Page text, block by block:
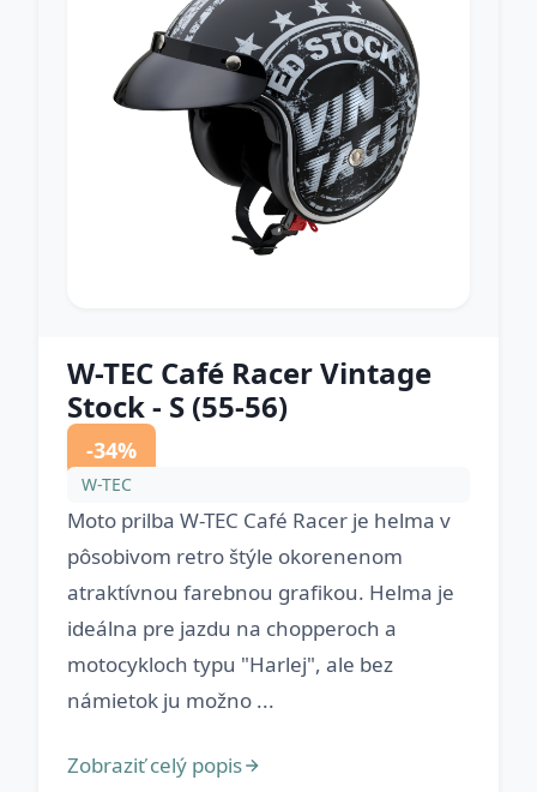
W-TEC Café Racer Vintage
Stock - S (55-56)
-34%
W-TEC
Moto prilba W-TEC Café Racer je helma v
pôsobivom retro štýle okorenenom
atraktívnou farebnou grafikou. Helma je
ideálna pre jazdu na chopperoch a
motocykloch typu "Harlej", ale bez
námietok ju možno ...
Zobraziť celý popis